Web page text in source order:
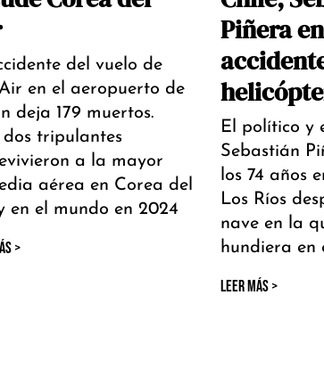
del vuelo de
en el aeropuerto de
deja 179 muertos.
dos tripulantes
a la mayor
aérea en Corea del
en el mundo en 2024
>
Piñera
El político y
Sebastián
los 74 años
Los Ríos
nave en la
hundiera en
LEER MÁS >